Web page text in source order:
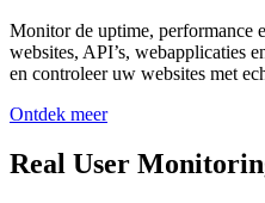
Monitor de uptime, performance
websites, API’s, webapplicaties
en controleer uw websites met
Ontdek meer
Real User